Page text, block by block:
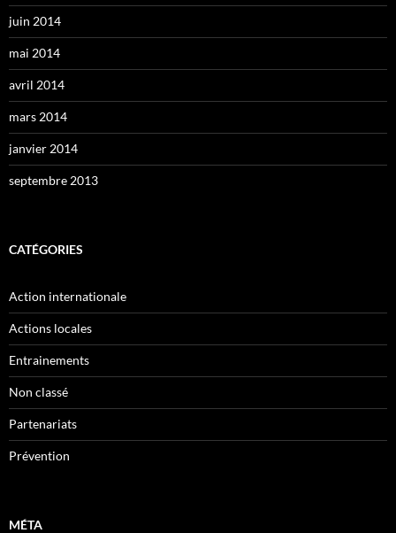
juin 2014
mai 2014
avril 2014
mars 2014
janvier 2014
septembre 2013
CATÉGORIES
Action internationale
Actions locales
Entrainements
Non classé
Partenariats
Prévention
MÉTA